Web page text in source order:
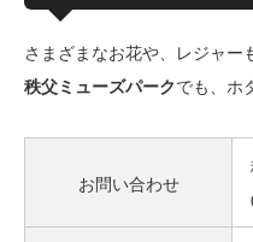
さまざまなお花や、レジャー
秩父ミューズパークでも、ホ
お問い合わせ